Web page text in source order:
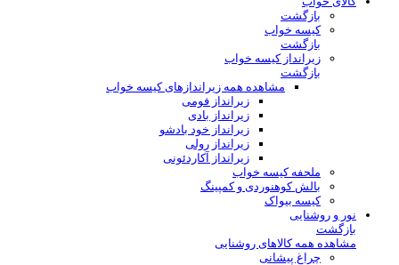
بازگشت
کیسه خواب
بازگشت
زیرانداز کیسه خواب
بازگشت
مشاهده همه زیراندازهای کیسه خواب
زیرانداز فومی
زیرانداز بادی
زیرانداز خود بادشو
زیرانداز رولی
زیرانداز آکاردئونی
ملحفه کیسه خواب
بالش کوهنوردی و کمپینگ
کیسه بیواک
نور و روشنایی
بازگشت
مشاهده همه کالاهای روشنایی
چراغ پیشانی